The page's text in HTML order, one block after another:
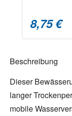
8,75 €
Beschreibung
Dieser
langer
mobile